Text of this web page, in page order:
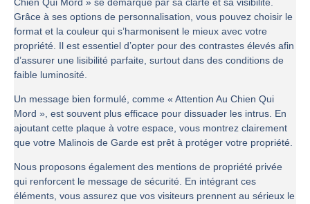
Chien Qui Mord » se démarque par sa clarté et sa visibilité.
Grâce à ses options de personnalisation, vous pouvez choisir le
format et la couleur qui s’harmonisent le mieux avec votre
propriété. Il est essentiel d’opter pour des contrastes élevés afin
d’assurer une lisibilité parfaite, surtout dans des conditions de
faible luminosité.
Un message bien formulé, comme « Attention Au Chien Qui
Mord », est souvent plus efficace pour dissuader les intrus. En
ajoutant cette plaque à votre espace, vous montrez clairement
que votre Malinois de Garde est prêt à protéger votre propriété.
Nous proposons également des mentions de propriété privée
qui renforcent le message de sécurité. En intégrant ces
éléments, vous assurez que vos visiteurs prennent au sérieux le